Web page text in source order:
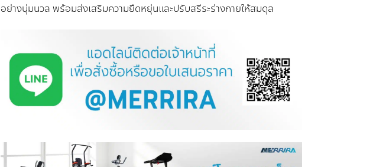
อย่างนุ่มนวล พร้อมส่งเสริมความยืดหยุ่นและปรับสรีระร่างกายให้สมดุล